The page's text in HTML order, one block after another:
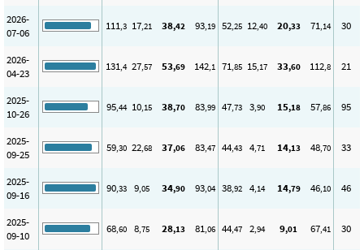
2026-
07-06
111,3 17,21 38,42 93,19 52,25 12,40 20,33 71,14 30
2026-
04-23
131,4 27,57 53,69 142,1 71,85 15,17 33,60 112,8 21
2025-
10-26
95,44 10,15 38,70 83,99 47,73 3,90 15,18 57,86 95
2025-
09-25
59,30 22,68 37,06 83,47 44,43 4,71 14,13 48,70 33
2025-
09-16
90,33 9,05 34,90 93,04 38,92 4,14 14,79 46,10 46
2025-
09-10
68,60 8,75 28,13 81,06 44,47 2,94 9,01 67,41 30